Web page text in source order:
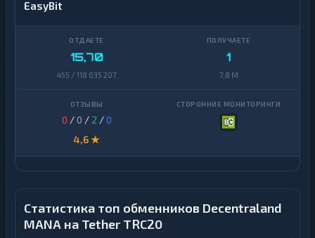
EasyBit
15,70
455 / 118 035 207
1
7,8 M
0 / 0 / 2 /0
4,6 ★
Статистика топ обменников Decentraland
MANA на Tether TRC20